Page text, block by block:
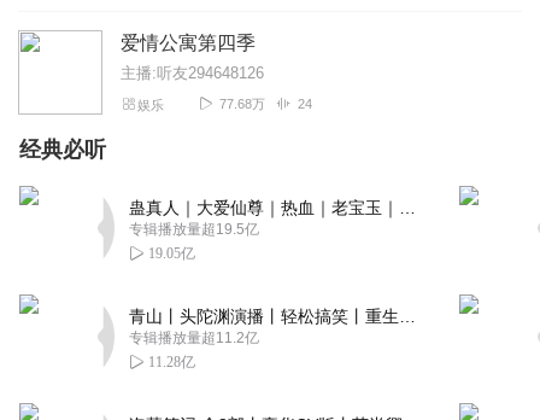
爱情公寓第四季
主播:听友294648126
娱乐 77.68万 24
经典必听
专辑播放量超19.5亿
19.05亿
专辑播放量超11.2亿
11.28亿